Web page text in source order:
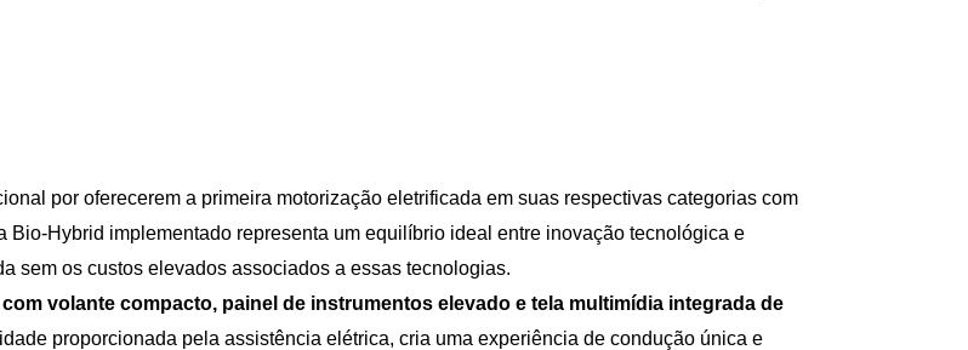
por oferecerem a primeira motorização eletrificada em suas respectivas categorias com
Hybrid implementado representa um equilíbrio ideal entre inovação tecnológica e
sem os custos elevados associados a essas tecnologias.
volante compacto, painel de instrumentos elevado e tela multimídia integrada de
proporcionada pela assistência elétrica, cria uma experiência de condução única e